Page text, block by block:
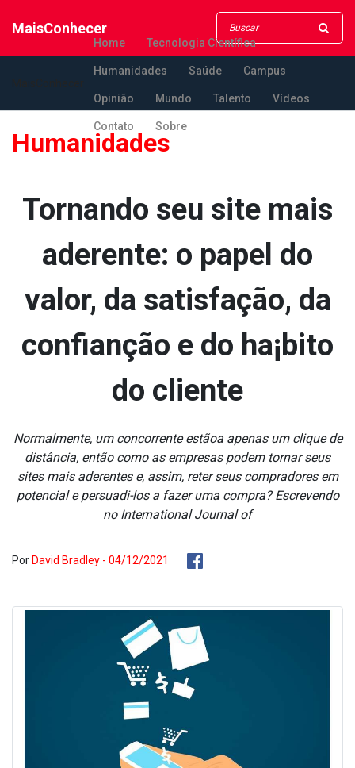
MaisConhecer
Home Tecnologia Científica
Humanidades Saúde Campus
Opinião Mundo Talento Vídeos
Contato Sobre
Humanidades
Tornando seu site mais
aderente: o papel do
valor, da satisfação, da
confianção e do ha¡bito
do cliente
Normalmente, um concorrente estãoa apenas um clique de
distância, então como as empresas podem tornar seus
sites mais aderentes e, assim, reter seus compradores em
potencial e persuadi-los a fazer uma compra? Escrevendo
no International Journal of
Por David Bradley - 04/12/2021